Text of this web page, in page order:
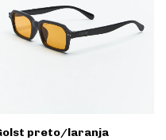
preto/laranja